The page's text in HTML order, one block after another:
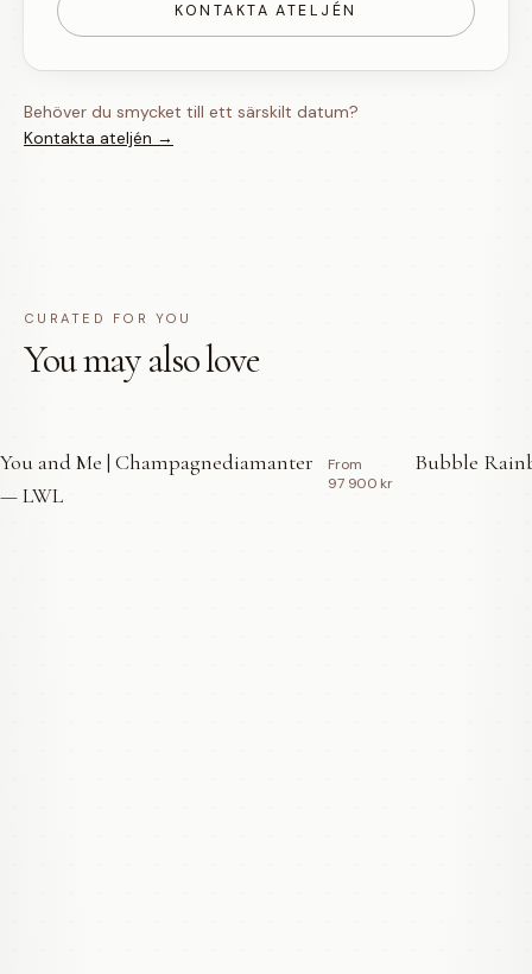
KONTAKTA ATELJÉN
Behöver du smycket till ett särskilt datum?
Kontakta ateljén →
CURATED FOR YOU
You may also love
You and Me | Champagnediamanter
— LWL
From
97 900 kr
Bubble